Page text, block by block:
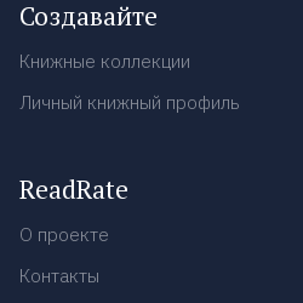
Создавайте
Книжные коллекции
Личный книжный профиль
ReadRate
О проекте
Контакты